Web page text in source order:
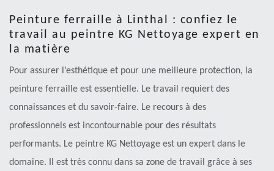
Peinture ferraille à Linthal : confiez le
travail au peintre KG Nettoyage expert en
la matière
Pour assurer l’esthétique et pour une meilleure protection, la
peinture ferraille est essentielle. Le travail requiert des
connaissances et du savoir-faire. Le recours à des
professionnels est incontournable pour des résultats
performants. Le peintre KG Nettoyage est un expert dans le
domaine. Il est très connu dans sa zone de travail grâce à ses